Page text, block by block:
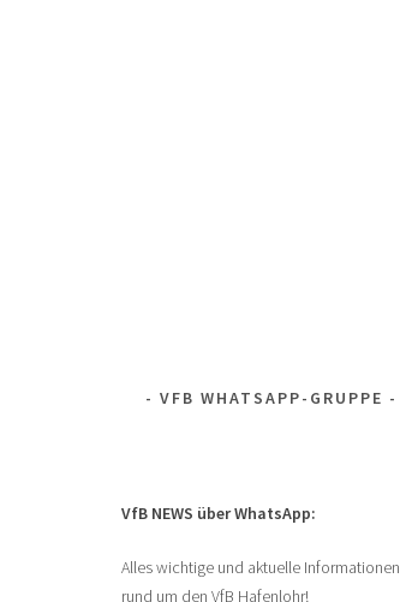
VFB WHATSAPP-GRUPPE
VfB NEWS über WhatsApp:
Alles wichtige und aktuelle Informationen
rund um den VfB Hafenlohr!